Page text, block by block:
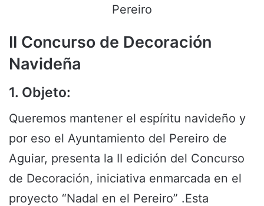
Pereiro
II Concurso de Decoración
Navideña
1. Objeto:
Queremos mantener el espíritu navideño y
por eso el Ayuntamiento del Pereiro de
Aguiar, presenta la II edición del Concurso
de Decoración, iniciativa enmarcada en el
proyecto “Nadal en el Pereiro” .Esta